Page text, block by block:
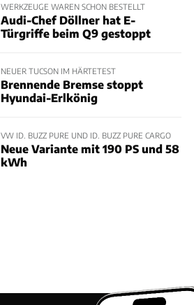
WERKZEUGE WAREN SCHON BESTELLT
Audi-Chef Döllner hat E-
Türgriffe beim Q9 gestoppt
NEUER TUCSON IM HÄRTETEST
Brennende Bremse stoppt
Hyundai-Erlkönig
VW ID. BUZZ PURE UND ID. BUZZ PURE CARGO
Neue Variante mit 190 PS und 58
kWh